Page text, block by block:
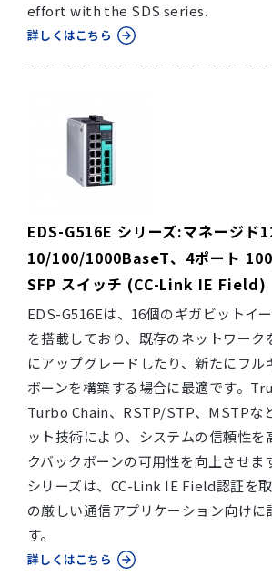
effort with the SDS series.
詳しくはこちら
EDS-G516E シリーズ:マネージド
10/100/1000BaseT、4ポート
SFP スイッチ (CC-Link IE Field)
EDS-G516Eは、16個のギガビットイ
を搭載しており、既存のネットワーク
にアップグレードしたり、新たにフル
ボーンを構築する場合に最適です。
Turbo Chain、RSTP/STP、MSTPな
ット技術により、システムの信頼性を
クバックボーンの可用性を向上させま
シリーズは、CC-Link IE Field認証を
の厳しい通信アプリケーション向けに
す。
詳しくはこちら